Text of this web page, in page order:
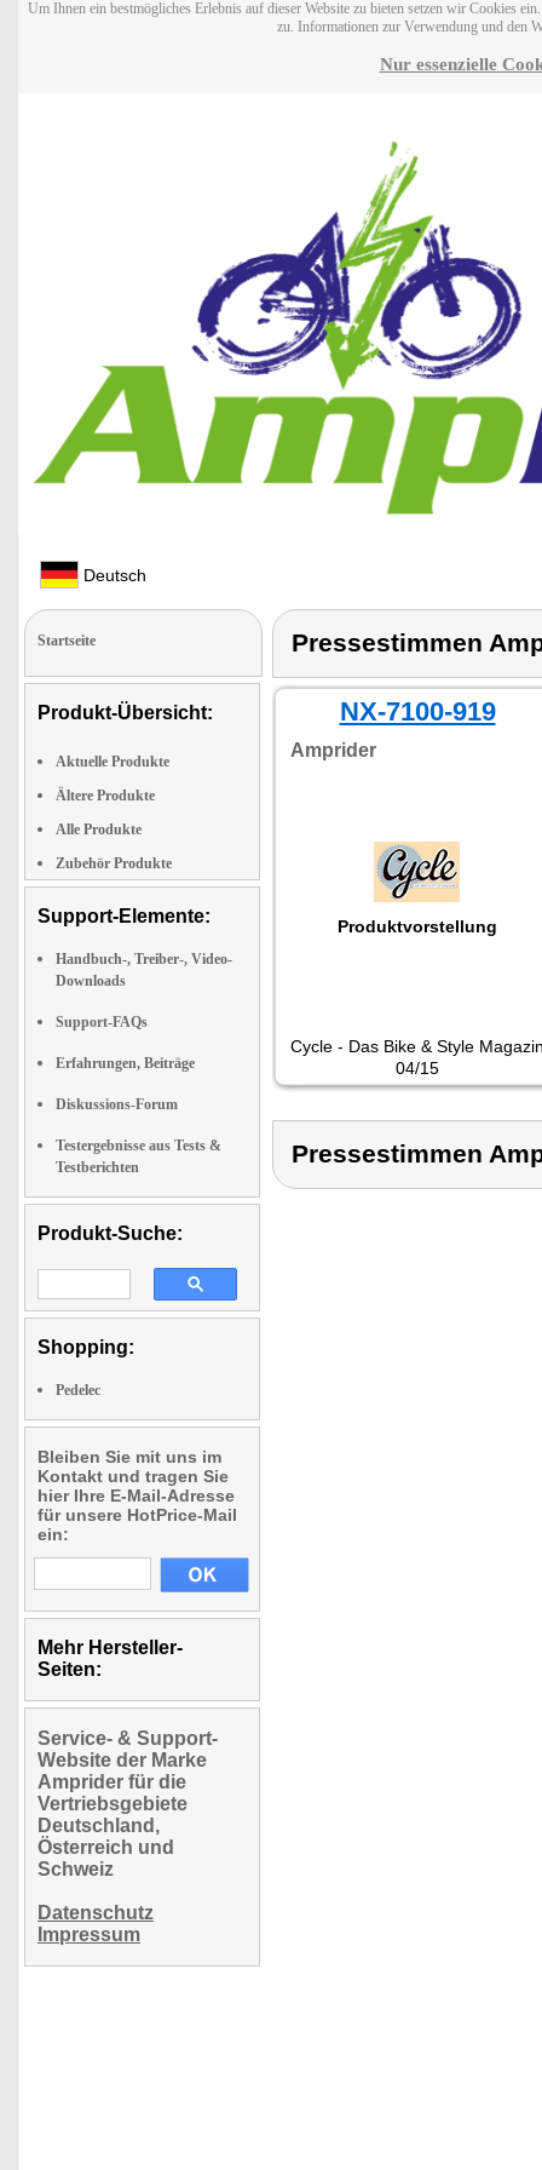
Um Ihnen ein bestmögliches Erlebnis auf dieser Website zu bieten setzen wir Cookies
zu. Informationen zur Verwendung und den
Nur essenzielle
Deutsch
Startseite
Produkt-Übersicht:
Aktuelle Produkte
Ältere Produkte
Alle Produkte
Zubehör Produkte
Support-Elemente:
Handbuch-, Treiber-, Video-
Downloads
Support-FAQs
Erfahrungen, Beiträge
Diskussions-Forum
Testergebnisse aus Tests &
Testberichten
Produkt-Suche:
Shopping:
Pedelec
Bleiben Sie mit uns im
Kontakt und tragen Sie
hier Ihre E-Mail-Adresse
für unsere HotPrice-Mail
ein:
Mehr Hersteller-
Seiten:
Service- & Support-
Website der Marke
Amprider für die
Vertriebsgebiete
Deutschland,
Österreich und
Schweiz
Datenschutz
Impressum
Pressestimmen
NX-7100-919
Amprider
Produktvorstellung
Cycle - Das Bike & Style
04/15
Pressestimmen